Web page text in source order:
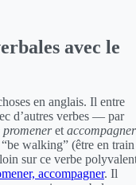
avec le
en anglais. Il entre
d’autres verbes — par
promeneretaccompagner
walking” (être en train
sur ce verbe
accompagner. Il